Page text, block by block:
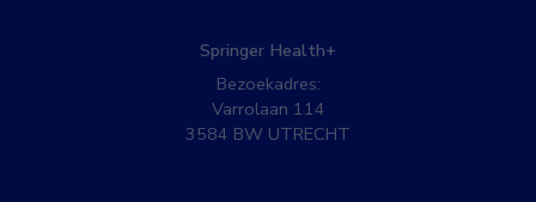
Springer Health+
Bezoekadres:
Varrolaan 114
3584 BW UTRECHT